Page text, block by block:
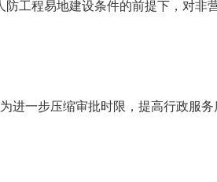
工程易地建设条件的前提下，对非
进一步压缩审批时限，提高行政服务